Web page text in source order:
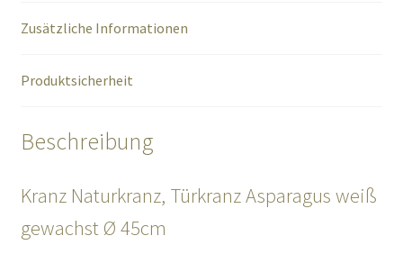
Zusätzliche Informationen
Produktsicherheit
Beschreibung
Kranz Naturkranz, Türkranz Asparagus weiß
gewachst Ø 45cm